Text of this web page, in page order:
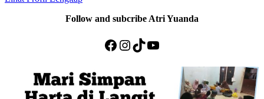
Follow and subcribe Atri Yuanda
Facebook
Instagram
TikTok
YouTube